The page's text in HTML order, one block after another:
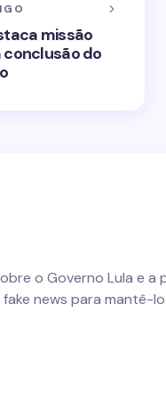
missão
conclusão do
o Governo Lula e
news para mantê-